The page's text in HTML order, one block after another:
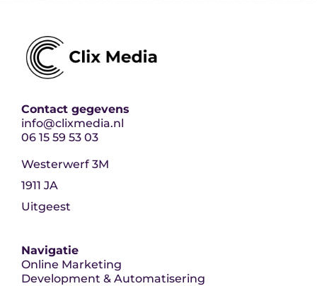
Contact gegevens
info@clixmedia.nl
06 15 59 53 03
Westerwerf 3M
1911 JA
Uitgeest
Navigatie
Online Marketing
Development & Automatisering